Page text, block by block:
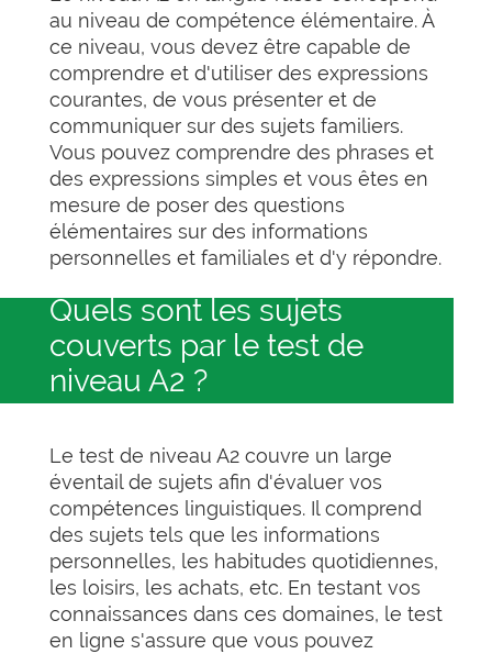
au niveau de compétence élémentaire. À
ce niveau, vous devez être capable de
comprendre et d'utiliser des expressions
courantes, de vous présenter et de
communiquer sur des sujets familiers.
Vous pouvez comprendre des phrases et
des expressions simples et vous êtes en
mesure de poser des questions
élémentaires sur des informations
personnelles et familiales et d'y répondre.
Quels sont les sujets
couverts par le test de
niveau A2 ?
Le test de niveau A2 couvre un large
éventail de sujets afin d'évaluer vos
compétences linguistiques. Il comprend
des sujets tels que les informations
personnelles, les habitudes quotidiennes,
les loisirs, les achats, etc. En testant vos
connaissances dans ces domaines, le test
en ligne s'assure que vous pouvez